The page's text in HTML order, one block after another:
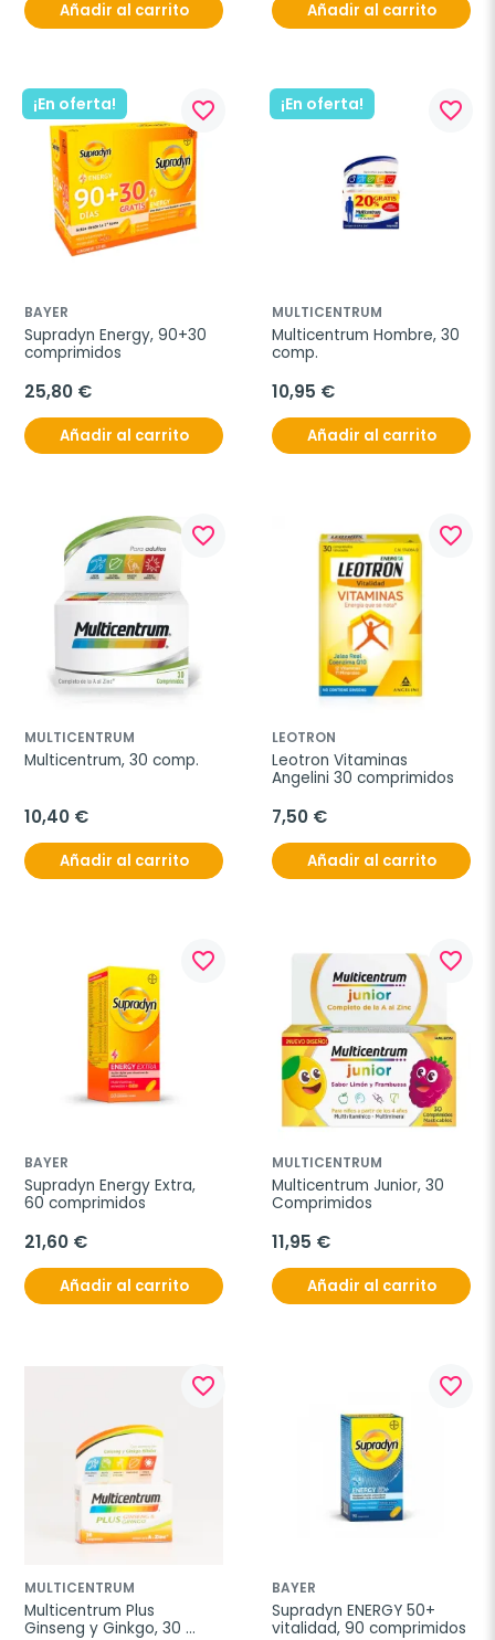
Añadir al carrito Añadir al carrito
¡En oferta! favorite_border
BAYER
Supradyn Energy, 90+30
comprimidos
25,80 €
Añadir al carrito
¡En oferta! favorite_border
MULTICENTRUM
Multicentrum Hombre, 30
comp.
10,95 €
Añadir al carrito
favorite_border
MULTICENTRUM
Multicentrum, 30 comp.
10,40 €
Añadir al carrito
favorite_border
LEOTRON
Leotron Vitaminas
Angelini 30 comprimidos
7,50 €
Añadir al carrito
favorite_border
BAYER
Supradyn Energy Extra,
60 comprimidos
21,60 €
Añadir al carrito
favorite_border
MULTICENTRUM
Multicentrum Junior, 30
Comprimidos
11,95 €
Añadir al carrito
favorite_border
MULTICENTRUM
Multicentrum Plus
Ginseng y Ginkgo, 30
favorite_border
BAYER
Supradyn ENERGY 50+
vitalidad, 90 comprimidos